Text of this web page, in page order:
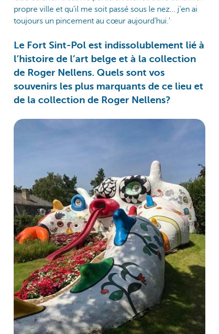
propre ville et qu’il me soit passé sous le nez... j’en ai
toujours un pincement au cœur aujourd’hui.'
Le Fort Sint-Pol est indissolublement lié à
l’histoire de l’art belge et à la collection
de Roger Nellens. Quels sont vos
souvenirs les plus marquants de ce lieu et
de la collection de Roger Nellens?